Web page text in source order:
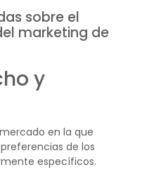
sobre el
marketing de
y
en la que
de los
específicos.